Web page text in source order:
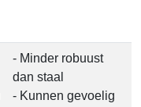
- Minder robuust
dan staal
- Kunnen gevoelig